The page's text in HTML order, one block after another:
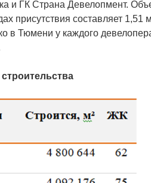
и ГК Страна Девелопмент.
присутствия составляет 1,51
в Тюмени у каждого